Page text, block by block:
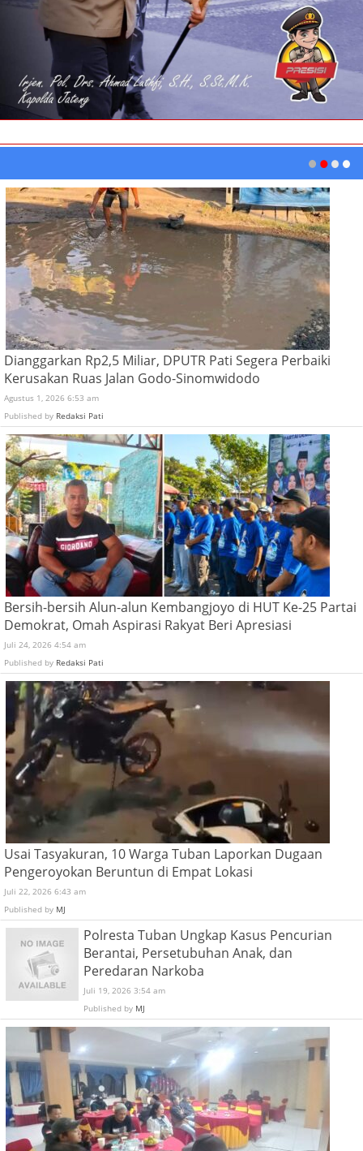
Dianggarkan Rp2,5 Miliar, DPUTR Pati Segera Perbaiki
Kerusakan Ruas Jalan Godo-Sinomwidodo
Agustus 1, 2026 6:53 am
Published by Redaksi Pati
Bersih-bersih Alun-alun Kembangjoyo di HUT Ke-25 Partai
Demokrat, Omah Aspirasi Rakyat Beri Apresiasi
Juli 24, 2026 4:54 am
Published by Redaksi Pati
Usai Tasyakuran, 10 Warga Tuban Laporkan Dugaan
Pengeroyokan Beruntun di Empat Lokasi
Juli 22, 2026 6:43 am
Published by MJ
Polresta Tuban Ungkap Kasus Pencurian
Berantai, Persetubuhan Anak, dan
Peredaran Narkoba
Juli 19, 2026 3:54 am
Published by MJ